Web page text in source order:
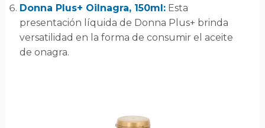
Donna Plus+ Oilnagra, 150ml:Esta
presentación líquida de Donna Plus+ brinda
versatilidad en la forma de consumir el aceite
de onagra.